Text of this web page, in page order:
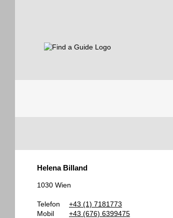
Guides
Helena Billand
1030 Wien
Telefon
+43 (1) 7181773
Mobil
+43 (676) 6399475